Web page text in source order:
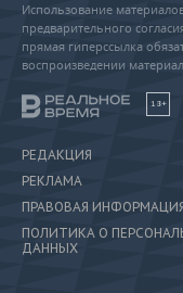
Использование
предварительного
прямая гиперссылка
воспроизведении
18+
РЕДАКЦИЯ
РЕКЛАМА
ПРАВОВАЯ
ПОЛИТИКА О
ДАННЫХ